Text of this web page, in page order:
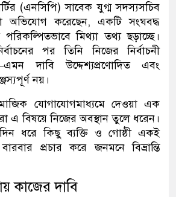
(এনসিপি) সাবেক যুগ্ম সদস্যসচিব
অভিযোগ করেছেন, একটি সংঘবদ্ধ
পরিকল্পিতভাবে মিথ্যা তথ্য ছড়াচ্ছে।
পর তিনি নিজের নির্বাচনী
দাবি উদ্দেশ্যপ্রণোদিত এবং
নয়।
যোগাযোগমাধ্যমে দেওয়া এক
এ বিষয়ে নিজের অবস্থান তুলে ধরেন।
ধরে কিছু ব্যক্তি ও গোষ্ঠী একই
প্রচার করে জনমনে বিভ্রান্তি
কাজের দাবি